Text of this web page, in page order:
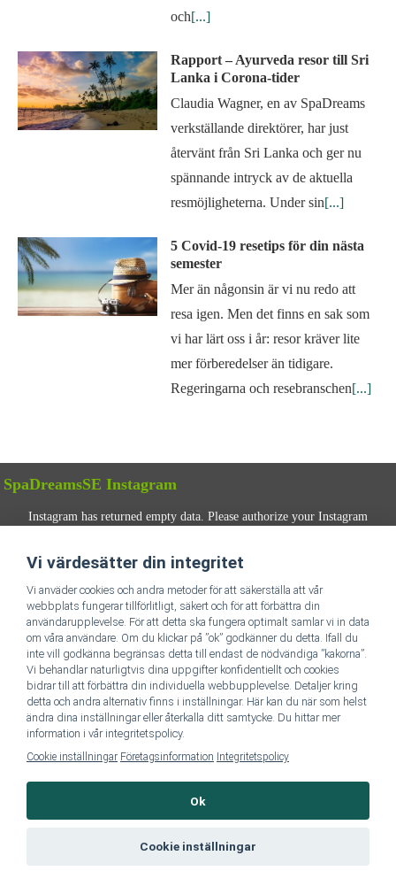
och[...]
Rapport – Ayurveda resor till Sri
Lanka i Corona-tider
Claudia Wagner, en av SpaDreams
verkställande direktörer, har just
återvänt från Sri Lanka och ger nu
spännande intryck av de aktuella
resmöjligheterna. Under sin[...]
5 Covid-19 resetips för din nästa
semester
Mer än någonsin är vi nu redo att
resa igen. Men det finns en sak som
vi har lärt oss i år: resor kräver lite
mer förberedelser än tidigare.
Regeringarna och resebranschen[...]
SpaDreamsSE Instagram
Instagram has returned empty data. Please authorize your Instagram
FÖLJ OSS
Till SpaDreamsSE hemsida
Företagsinformation & Dataskydd
Vi värdesätter din integritet
Vi anväder cookies och andra metoder för att säkerställa att vår
webbplats fungerar tillförlitligt, säkert och för att förbättra din
användarupplevelse. För att detta ska fungera optimalt samlar vi in data
om våra användare. Om du klickar på ”ok” godkänner du detta. Ifall du
inte vill godkänna begränsas detta till endast de nödvändiga ”kakorna”.
Vi behandlar naturligtvis dina uppgifter konfidentiellt och cookies
bidrar till att förbättra din individuella webbupplevelse. Detaljer kring
detta och andra alternativ finns i inställningar. Här kan du när som helst
ändra dina inställningar eller återkalla ditt samtycke. Du hittar mer
information i vår integritetspolicy.
Cookie inställningar Företagsinformation Integritetspolicy
Ok
Cookie inställningar